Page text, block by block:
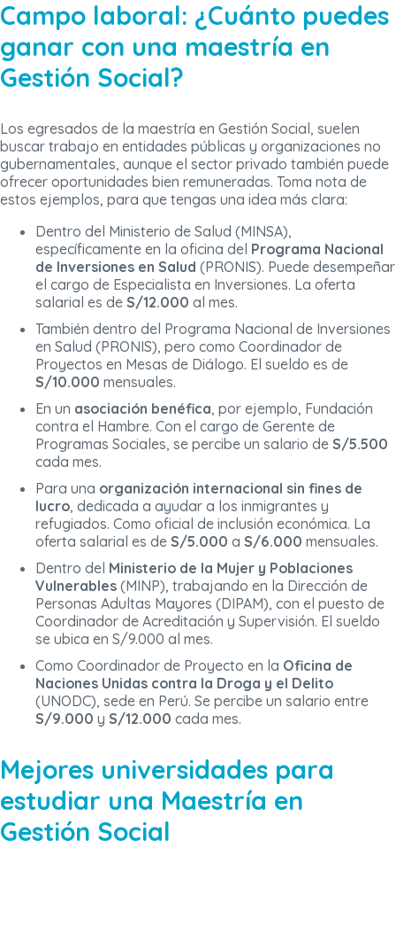
Campo laboral: ¿Cuánto puedes
ganar con una maestría en
Gestión Social?
Los egresados de la maestría en Gestión Social, suelen
buscar trabajo en entidades públicas y organizaciones no
gubernamentales, aunque el sector privado también puede
ofrecer oportunidades bien remuneradas. Toma nota de
estos ejemplos, para que tengas una idea más clara:
Dentro del Ministerio de Salud (MINSA),
específicamente en la oficina del Programa Nacional
de Inversiones en Salud (PRONIS). Puede desempeñar
el cargo de Especialista en Inversiones. La oferta
salarial es de S/12.000 al mes.
También dentro del Programa Nacional de Inversiones
en Salud (PRONIS), pero como Coordinador de
Proyectos en Mesas de Diálogo. El sueldo es de
S/10.000 mensuales.
En un asociación benéfica, por ejemplo, Fundación
contra el Hambre. Con el cargo de Gerente de
Programas Sociales, se percibe un salario de S/5.500
cada mes.
Para una organización internacional sin fines de
lucro, dedicada a ayudar a los inmigrantes y
refugiados. Como oficial de inclusión económica. La
oferta salarial es de S/5.000 a S/6.000 mensuales.
Dentro del Ministerio de la Mujer y Poblaciones
Vulnerables (MINP), trabajando en la Dirección de
Personas Adultas Mayores (DIPAM), con el puesto de
Coordinador de Acreditación y Supervisión. El sueldo
se ubica en S/9.000 al mes.
Como Coordinador de Proyecto en la Oficina de
Naciones Unidas contra la Droga y el Delito
(UNODC), sede en Perú. Se percibe un salario entre
S/9.000 y S/12.000 cada mes.
Mejores universidades para
estudiar una Maestría en
Gestión Social